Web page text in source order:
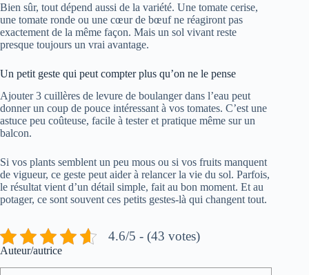
Bien sûr, tout dépend aussi de la variété. Une tomate cerise,
une tomate ronde ou une cœur de bœuf ne réagiront pas
exactement de la même façon. Mais un sol vivant reste
presque toujours un vrai avantage.
Un petit geste qui peut compter plus qu’on ne le pense
Ajouter 3 cuillères de levure de boulanger dans l’eau peut
donner un coup de pouce intéressant à vos tomates. C’est une
astuce peu coûteuse, facile à tester et pratique même sur un
balcon.
Si vos plants semblent un peu mous ou si vos fruits manquent
de vigueur, ce geste peut aider à relancer la vie du sol. Parfois,
le résultat vient d’un détail simple, fait au bon moment. Et au
potager, ce sont souvent ces petits gestes-là qui changent tout.
4.6/5 - (43 votes)
Auteur/autrice